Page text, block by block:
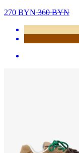
270 BYN360BYN